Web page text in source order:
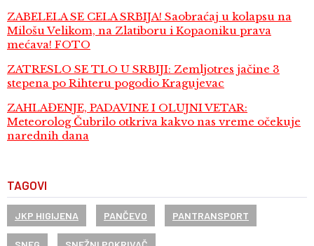
ZABELELA SE CELA SRBIJA! Saobraćaj u kolapsu na
Milošu Velikom, na Zlatiboru i Kopaoniku prava
mećava! FOTO
ZATRESLO SE TLO U SRBIJI: Zemljotres jačine 3
stepena po Rihteru pogodio Kragujevac
ZAHLAĐENJE, PADAVINE I OLUJNI VETAR:
Meteorolog Čubrilo otkriva kakvo nas vreme očekuje
narednih dana
TAGOVI
JKP HIGIJENA PANČEVO PANTRANSPORT